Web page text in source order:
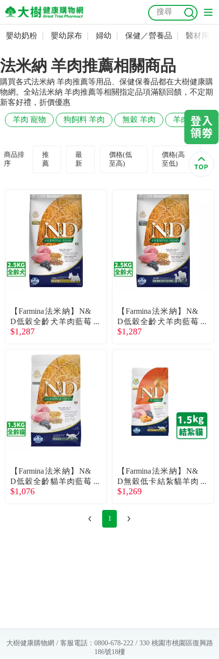
嬰幼奶粉
嬰幼尿布
婦幼
保健／營養品
美容／個人清潔
食品／健康食補
名人嚴選
優惠活動
關於我們
會員專區
常見問題
折價券、紅利說明
抗菌 尿布 大樹獨家 益生菌 魚油 幼兒米餅
奶瓶奶嘴
會員資料及密碼修改
常用收件人清單
訂單查詢
收藏清單
優惠券領取
優惠券查詢
嬰幼奶粉 嬰幼尿布 婦幼 保健／營養品 醫材用品
法米納 羊肉推薦相關商品
購買各式法米納 羊肉推薦等用品、保健保養品都在大樹健康購
物網。全站法米納 羊肉推薦等相關指定品項滿額回饋，不定期
新客好禮，折價優惠
羊肉 寵物 狗飼料 羊肉 無穀 羊肉 羊肉 狗狗
商品排
序
推
薦
最
新
價格(低
至高)
價格(高
至低)
【Farmina法米納】N&
D低穀全齡犬羊肉藍莓
小顆粒2.5kg
$1,287
【Farmina法米納】N&
D低穀全齡犬羊肉藍莓
潔牙顆粒2.5kg
$1,287
【Farmina法米納】N&
D低穀全齡貓羊肉藍莓
1.5kg
$1,076
【Farmina法米納】N&
D無穀低卡結紮貓羊肉
藍莓1.5kg
$1,269
1
大樹健康購物網 / 客服電話：0800-678-222 / 330 桃園市桃園區復興路
186號18樓